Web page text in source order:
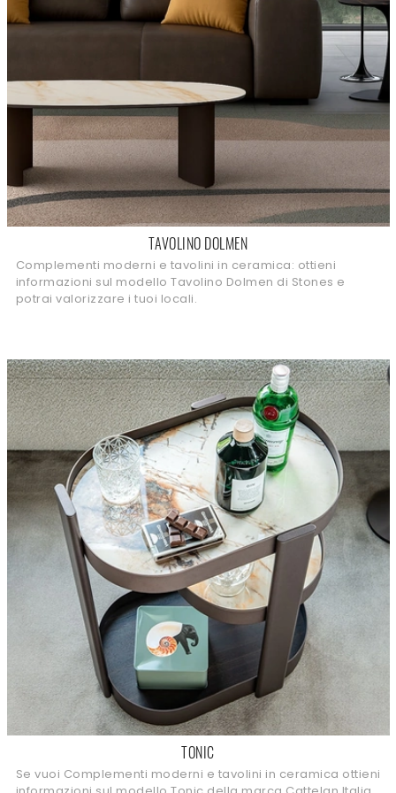
TAVOLINO DOLMEN
Complementi moderni e tavolini in ceramica: ottieni
informazioni sul modello Tavolino Dolmen di Stones e
potrai valorizzare i tuoi locali.
TONIC
Se vuoi Complementi moderni e tavolini in ceramica ottieni